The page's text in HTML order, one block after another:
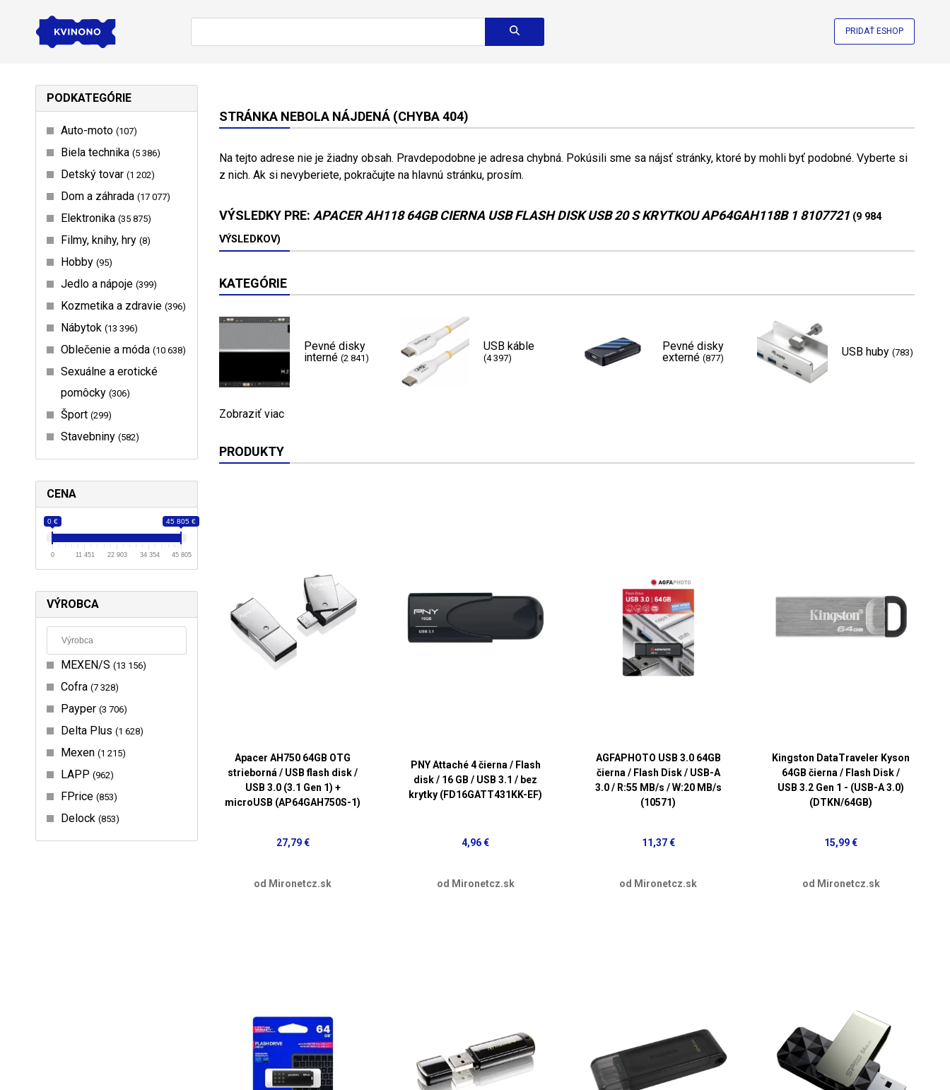
PRIDAŤ ESHOP
PODKATEGÓRIE
Auto-moto 107
Biela technika 5 386
Detský tovar 1 202
Dom a záhrada 17 077
Elektronika 35 875
Filmy, knihy, hry 8
Hobby 95
Jedlo a nápoje 399
Kozmetika a zdravie 396
Nábytok 13 396
Oblečenie a móda 10 638
Sexuálne a erotické
pomôcky 306
Šport 299
Stavebniny 582
CENA
0 € 45 805 €
0 11 451 22 903 34 354 45 805
VÝROBCA
MEXEN/S 13 156
Cofra 7 328
Payper 3 706
Delta Plus 1 628
Mexen 1 215
LAPP 962
FPrice 853
Delock 853
STRÁNKA NEBOLA NÁJDENÁ (CHYBA 404)
Na tejto adrese nie je žiadny obsah. Pravdepodobne je adresa chybná. Pokúsili sme sa nájsť stránky, ktoré by mohli byť podobné. Vyberte si
z nich. Ak si nevyberiete, pokračujte na hlavnú stránku, prosím.
VÝSLEDKY PRE: APACER AH118 64GB CIERNA USB FLASH DISK USB 20 S KRYTKOU AP64GAH118B 1 8107721 (9 984
VÝSLEDKOV)
KATEGÓRIE
Pevné disky
interné (2 841)
USB káble
(4 397)
Pevné disky
externé (877) USB huby (783)
Zobraziť viac
PRODUKTY
Apacer AH750 64GB OTG
strieborná / USB flash disk /
USB 3.0 (3.1 Gen 1) +
microUSB (AP64GAH750S-1)
27,79 €
od Mironetcz.sk
PNY Attaché 4 čierna / Flash
disk / 16 GB / USB 3.1 / bez
krytky (FD16GATT431KK-EF)
4,96 €
od Mironetcz.sk
AGFAPHOTO USB 3.0 64GB
čierna / Flash Disk / USB-A
3.0 / R:55 MB/s / W:20 MB/s
(10571)
11,37 €
od Mironetcz.sk
Kingston DataTraveler Kyson
64GB čierna / Flash Disk /
USB 3.2 Gen 1 - (USB-A 3.0)
(DTKN/64GB)
15,99 €
od Mironetcz.sk